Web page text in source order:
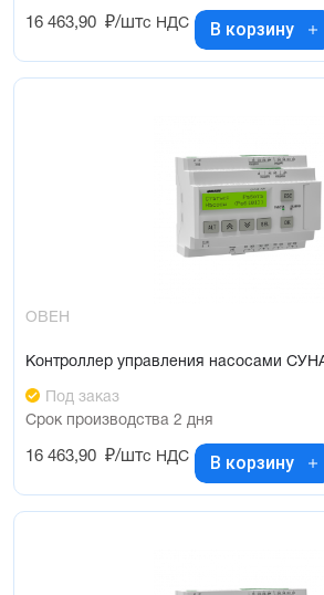
16 463,90 ₽/штс НДС В корзину
ОВЕН
Контроллер управления насосами
Под заказ
Срок производства 2 дня
16 463,90 ₽/штс НДС В корзину